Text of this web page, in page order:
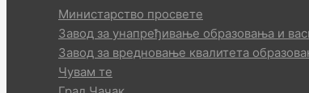
Министарство просвете
Завод за унапређивање образовања и
Завод за вредновање квалитета
Чувам те